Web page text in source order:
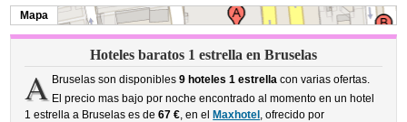
Mapa
Hoteles baratos 1 estrella en Bruselas
A Bruselas son disponibles 9 hoteles 1 estrellacon varias ofertas.
El precio mas bajo por noche encontrado al momento en un hotel
1 estrella a Bruselas es de67 €, en el Maxhotel , ofrecido por